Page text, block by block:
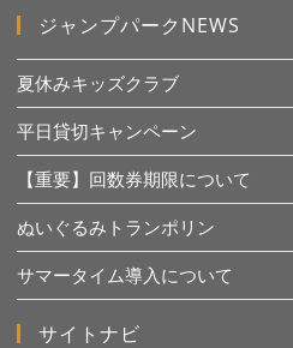
ジャンプパークNEWS
夏休みキッズクラブ
平日貸切キャンペーン
【重要】回数券期限について
ぬいぐるみトランポリン
サマータイム導入について
サイトナビ